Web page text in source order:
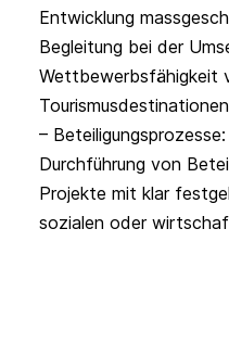
Entwicklung
Begleitung bei der
Wettbewerbsfähigkeit
–
Durchführung von
Projekte mit klar
sozialen oder